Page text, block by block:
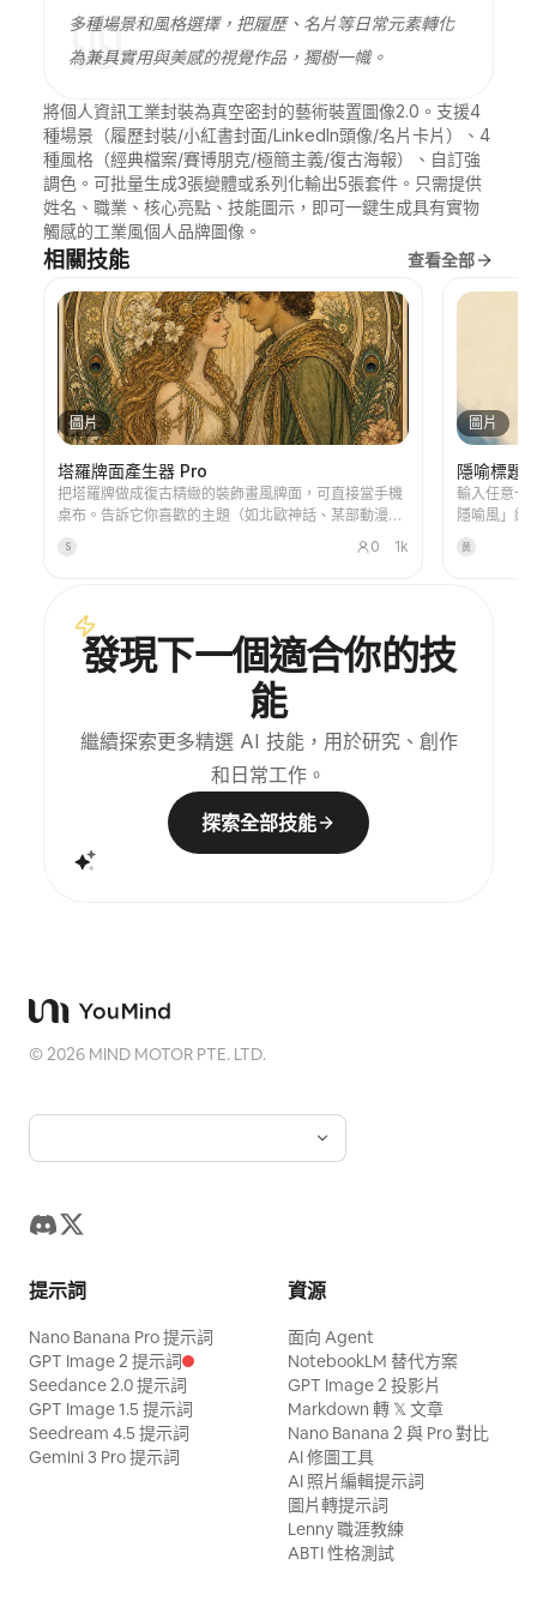
多種場景和風格選擇，把履歷、名片等日常元素轉化
為兼具實用與美感的視覺作品，獨樹一幟。
將個人資訊工業封裝為真空密封的藝術裝置圖像2.0。支援4
種場景（履歷封裝/小紅書封面/LinkedIn頭像/名片卡片）、4
種風格（經典檔案/賽博朋克/極簡主義/復古海報）、自訂強
調色。可批量生成3張變體或系列化輸出5張套件。只需提供
姓名、職業、核心亮點、技能圖示，即可一鍵生成具有實物
觸感的工業風個人品牌圖像。
相關技能 查看全部
圖片
塔羅牌面產生器 Pro
把塔羅牌做成復古精緻的裝飾畫風牌面，可直接當手機
桌布。告訴它你喜歡的主題（如北歐神話、某部動漫／
遊戲IP）或想抽哪些牌，它就能產出風格統一、寓意精
美的塔羅牌圖。支援整套78張、單組或自選幾張，畫面
務）。
S 0 1k
圖片
隱喻標題
輸入任意一
隱喻風」編
+暖色點綴
16:9 橫幅
黄
發現下一個適合你的技
能
繼續探索更多精選 AI 技能，用於研究、創作
和日常工作。
探索全部技能
©2026 MIND MOTOR PTE. LTD.
提示詞
Nano Banana Pro 提示詞
GPT Image 2 提示詞
Seedance 2.0 提示詞
GPT Image 1.5 提示詞
Seedream 4.5 提示詞
Gemini 3 Pro 提示詞
資源
面向 Agent
NotebookLM 替代方案
GPT Image 2 投影片
Markdown 轉 𝕏 文章
Nano Banana 2 與 Pro 對比
AI 修圖工具
AI 照片編輯提示詞
圖片轉提示詞
Lenny 職涯教練
ABTI 性格測試